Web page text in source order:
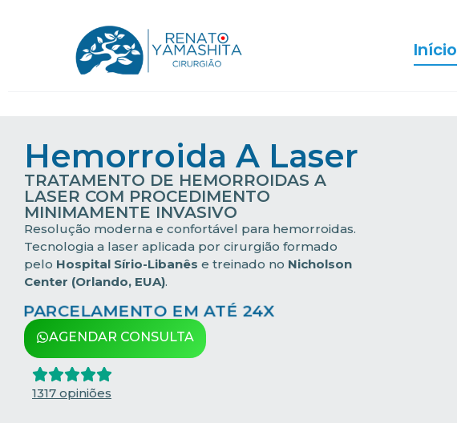
Início
Hemorroida A Laser
TRATAMENTO DE HEMORROIDAS A
LASER COM PROCEDIMENTO
MINIMAMENTE INVASIVO
Resolução moderna e confortável para hemorroidas.
Tecnologia a laser aplicada por cirurgião formado
pelo Hospital Sírio-Libanês e treinado no Nicholson
Center (Orlando, EUA).
PARCELAMENTO EM ATÉ 24X
AGENDAR CONSULTA
1317 opiniões